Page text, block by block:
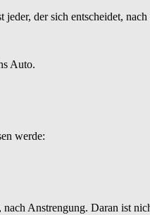
der sich entscheidet,
Auto.
werde:
Anstrengung. Daran ist